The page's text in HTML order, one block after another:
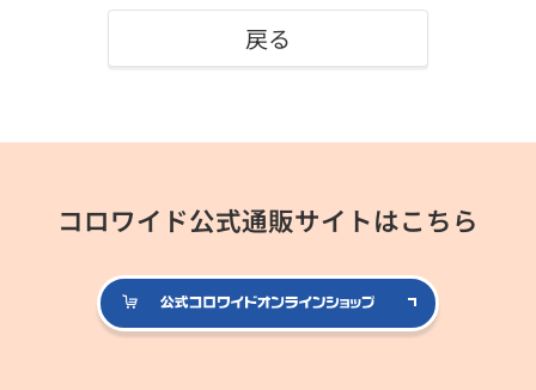
戻る
コロワイド公式通販サイトはこちら
公式コロ